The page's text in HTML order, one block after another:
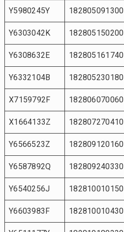
Y5980245Y 182805091300
Y6303042K 182805150200
Y6308632E 182805161740
Y6332104B 182805230180
X7159792F 182806070060
X1664133Z 182807270410
Y6566523Z 182809120160
Y6587892Q 182809240330
Y6540256J 182810010150
Y6603983F 182810010430